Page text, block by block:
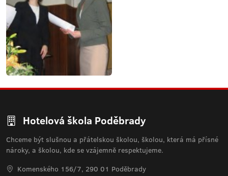
Hotelová škola Poděbrady
Chceme být slušnou a přátelskou školou, školou, která má přísné
nároky, a školou, kde se vzájemně respektujeme.
Komenského 156/7, 290 01 Poděbrady